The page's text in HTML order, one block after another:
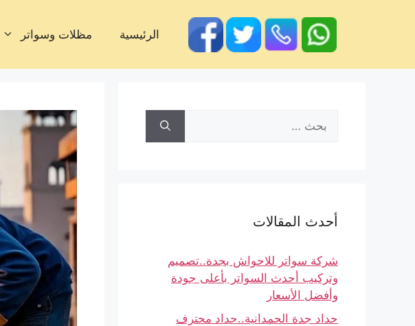
الرئيسية مظلات وسواتر
أحدث المقالات
شركة سواتر للاحواش بجدة..تصميم
وتركيب أحدث السواتر بأعلى جودة
وأفضل الأسعار
حداد جدة الحمدانية..حداد محترف